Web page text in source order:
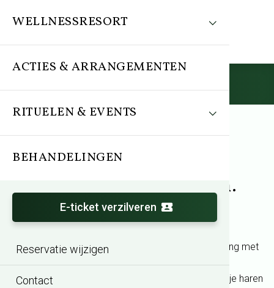
WELLNESSRESORT
ACTIES & ARRANGEMENTEN
RITUELEN & EVENTS
BEHANDELINGEN
E-ticket verzilveren
Reservatie wijzigen
Contact
Zhejiang Beleving 60min.
Laat je volledig onderdompelen in rust en ontspanning met
de exclusieve Zhejiang Beleving. Ervaar de serene
waterstralen die over uw hoofdhuid stromen, terwijl je haren